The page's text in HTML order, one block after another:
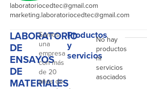
laboratoriocedtec@gmail.com
marketing.laboratoriocedtec@gmail.com
LABORATORIO
DE
ENSAYOS
DE
MATERIALES
Somos
una
empresa
con más
de 20
años de
Productos
y
servicios
No hay
productos
ni
servicios
asociados